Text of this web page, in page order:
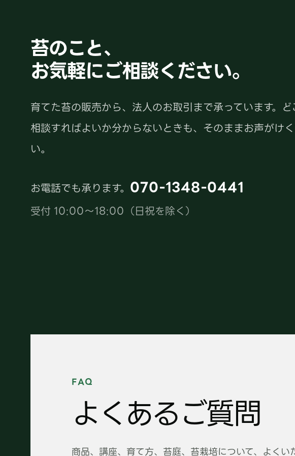
苔のこと、
お気軽にご相談ください。
育てた苔の販売から、法人のお取引まで承っています。ど
相談すればよいか分からないときも、そのままお声がけ
い。
お電話でも承ります。 070-1348-0441
受付 10:00〜18:00（日祝を除く）
FAQ
よくあるご質問
商品、講座、育て方、苔庭、苔栽培について、よくい